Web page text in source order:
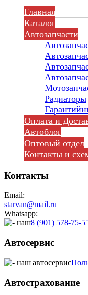
Главная
Каталог
Автозапчасти
Радиаторы
Оплата и
Автоблог
Оптовый отдел
Контакты и
Контакты
Email:
starvan@mail.ru
Whatsapp:
8 (901) 578-75-
Автосервис
Автострахование